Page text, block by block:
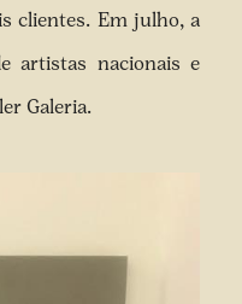
clientes. Em julho, a
artistas nacionais e
Galeria.